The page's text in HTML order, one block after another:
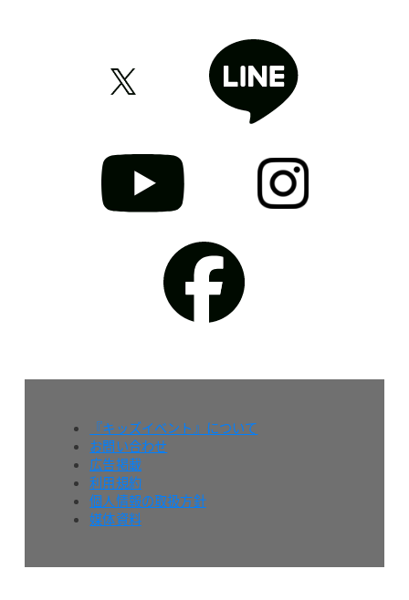
『キッズイベント』について
お問い合わせ
広告掲載
利用規約
個人情報の取扱方針
媒体資料